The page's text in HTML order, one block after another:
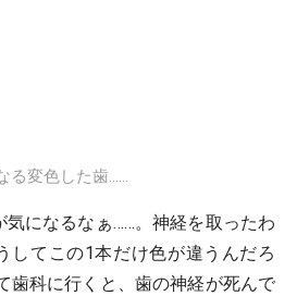
る変色した歯……
気になるなぁ……。神経を取ったわ
してこの1本だけ色が違うんだろ
歯科に行くと、歯の神経が死んで